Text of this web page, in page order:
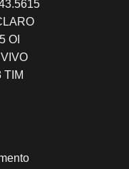
OI
TIM